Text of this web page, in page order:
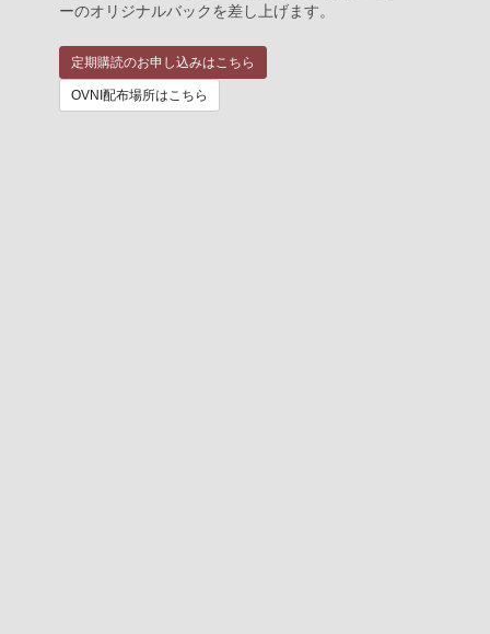
ーのオリジナルバックを差し上げます。
定期購読のお申し込みはこちら
OVNI配布場所はこちら